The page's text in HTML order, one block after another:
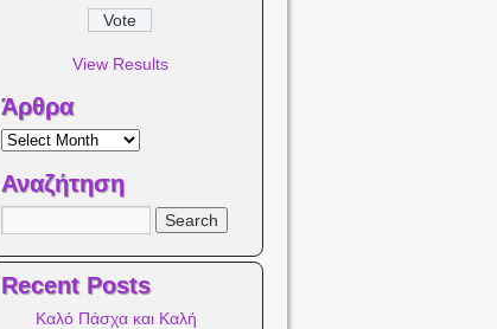
View Results
Άρθρα
Αναζήτηση
Recent Posts
Καλό Πάσχα και Καλή